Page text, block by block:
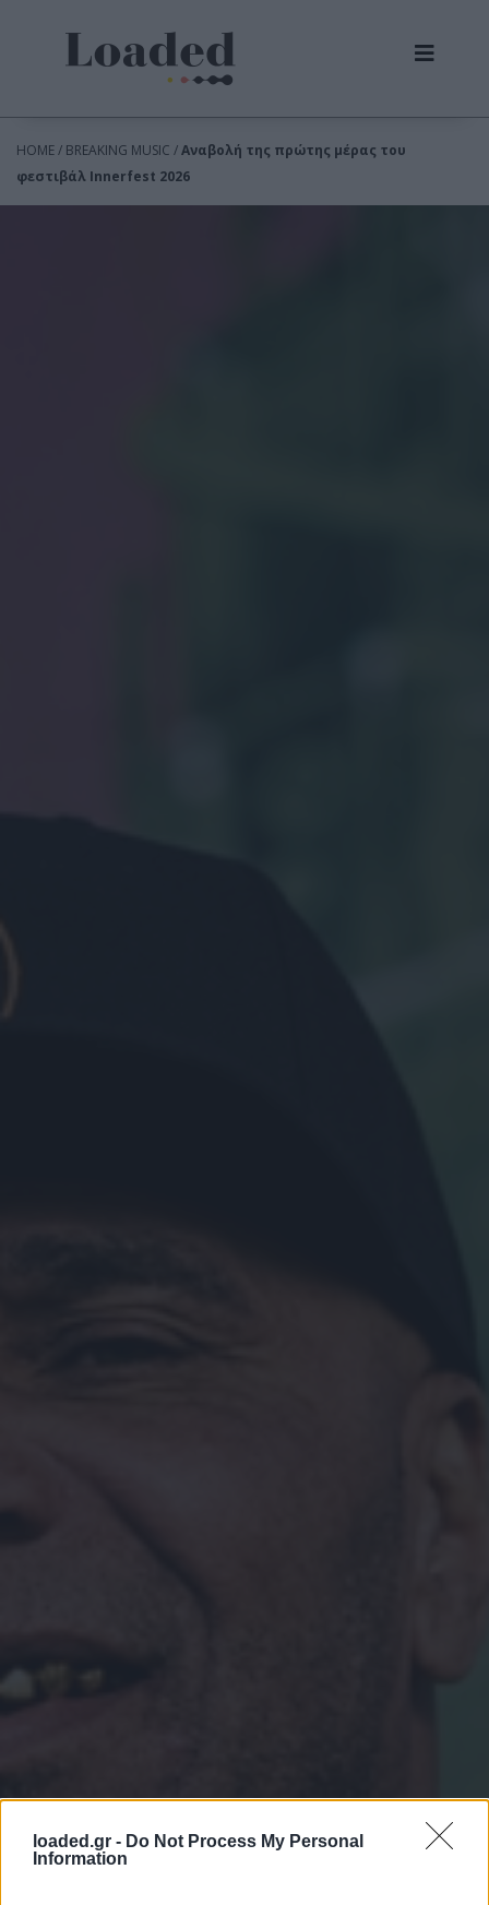
loaded.gr - Do Not Process My Personal
Information
HOME / BREAKING MUSIC /Αναβολή της πρώτης μέρας του
φεστιβάλ Innerfest 2026